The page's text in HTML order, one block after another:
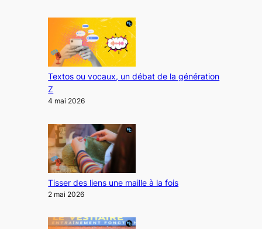
Textos ou vocaux, un débat de la génération
Z
4 mai 2026
Tisser des liens une maille à la fois
2 mai 2026